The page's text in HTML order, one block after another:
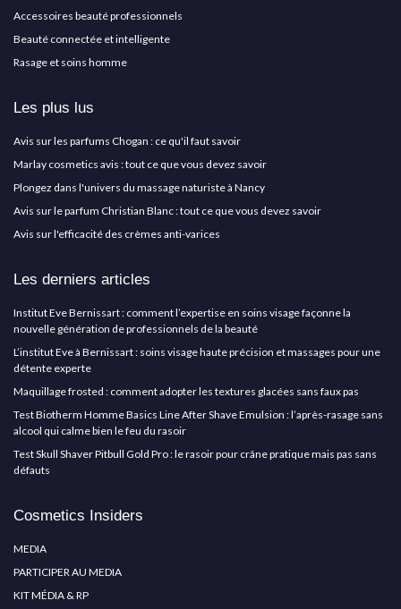
Accessoires beauté professionnels
Beauté connectée et intelligente
Rasage et soins homme
Les plus lus
Avis sur les parfums Chogan : ce qu'il faut savoir
Marlay cosmetics avis : tout ce que vous devez savoir
Plongez dans l'univers du massage naturiste à Nancy
Avis sur le parfum Christian Blanc : tout ce que vous devez savoir
Avis sur l'efficacité des crèmes anti-varices
Les derniers articles
Institut Eve Bernissart : comment l’expertise en soins visage façonne la
nouvelle génération de professionnels de la beauté
L’institut Eve à Bernissart : soins visage haute précision et massages pour une
détente experte
Maquillage frosted : comment adopter les textures glacées sans faux pas
Test Biotherm Homme Basics Line After Shave Emulsion : l’après-rasage sans
alcool qui calme bien le feu du rasoir
Test Skull Shaver Pitbull Gold Pro : le rasoir pour crâne pratique mais pas sans
défauts
Cosmetics Insiders
MEDIA
PARTICIPER AU MEDIA
KIT MÉDIA & RP